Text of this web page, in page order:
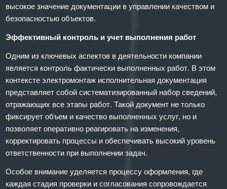
высокое значение документации в управлении качеством и
безопасностью объектов.
Эффективный контроль и учет выполнения работ
Одним из ключевых аспектов в деятельности компании
является контроль фактически выполненных работ. В этом
контексте электромонтаж исполнительная документация
представляет собой систематизированный набор сведений,
отражающих все этапы работ. Такой документ не только
фиксирует объем и качество выполненных услуг, но и
позволяет оперативно реагировать на изменения,
корректировать процессы и обеспечивать высокий уровень
ответственности при выполнении задач.
Особое внимание уделяется процессу оформления, где
каждая стадия проверки и согласования сопровождается